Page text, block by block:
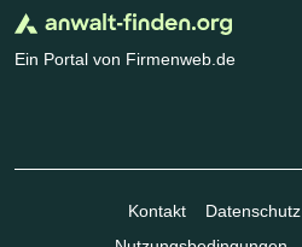
Ein Portal von Firmenweb.de
Kontakt Datenschutz